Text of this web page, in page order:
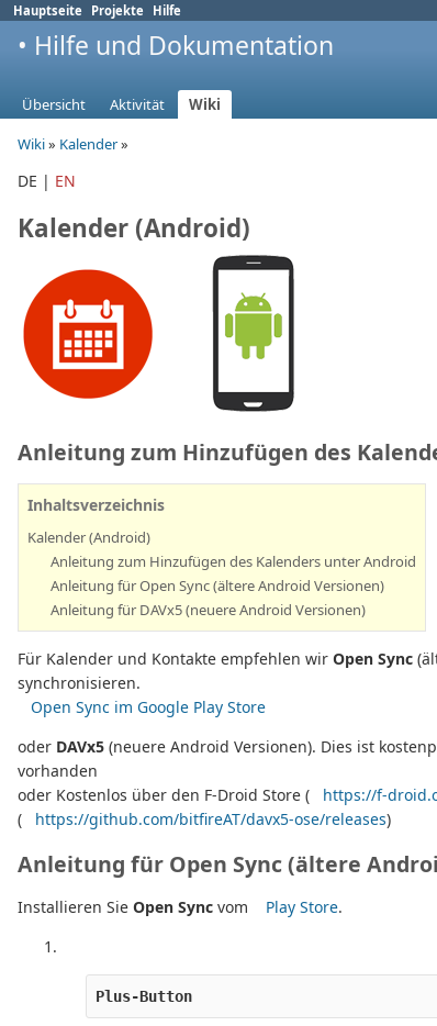
Hauptseite Projekte Hilfe
• Hilfe und Dokumentation
Übersicht Aktivität Wiki
Wiki» Kalender»
DE | EN
Kalender (Android)
Anleitung zum Hinzufügen des
Inhaltsverzeichnis
Kalender (Android)
Anleitung zum Hinzufügen des Kalenders unter Android
Anleitung für Open Sync (ältere Android Versionen)
Anleitung für DAVx5 (neuere Android Versionen)
Für Kalender und Kontakte empfehlen wir Open Sync
synchronisieren.
Open Sync im Google Play Store
oder DAVx5 (neuere Android Versionen). Dies ist
vorhanden
oder Kostenlos über den F-Droid Store (
https://f-
(
https://github.com/bitfireAT/davx5-ose/releases)
Anleitung für Open Sync (ältere
Installieren Sie Open Sync vom Play Store.
Plus-Button